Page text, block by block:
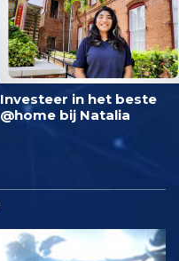
Investeer in het beste
@home bij Natalia